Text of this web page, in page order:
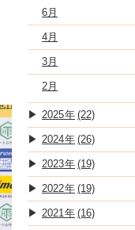
6月
4月
3月
2月
2025 (22)
2024 (26)
2023 (19)
2022 (19)
2021 (16)